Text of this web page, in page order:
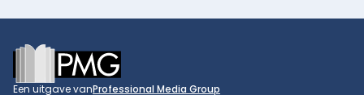
Footer
Een uitgave vanProfessional Media Group